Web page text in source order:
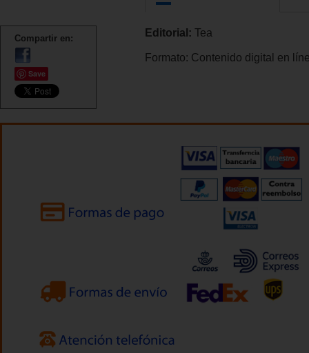
Compartir en:
Save
Editorial: Tea
Formato: Contenido digital en